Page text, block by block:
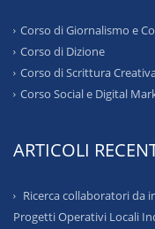
Corso di Giornalismo e
Corso di Dizione
Corso di Scrittura
Corso Social e Digital
ARTICOLI
Ricerca collaboratori da
Progetti Operativi Locali